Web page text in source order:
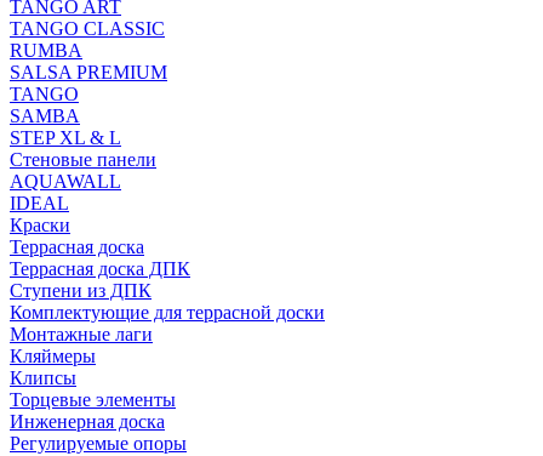
TANGO ART
TANGO CLASSIC
RUMBA
SALSA PREMIUM
TANGO
SAMBA
STEP XL & L
Стеновые панели
AQUAWALL
IDEAL
Краски
Террасная доска
Террасная доска ДПК
Ступени из ДПК
Комплектующие для террасной доски
Монтажные лаги
Кляймеры
Клипсы
Торцевые элементы
Инженерная доска
Регулируемые опоры